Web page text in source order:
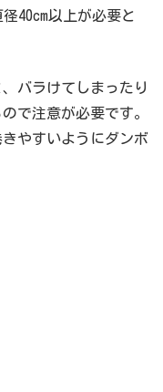
40cm以上が必要と
バラけてしまったり
で注意が必要です。
やすいようにダンボ